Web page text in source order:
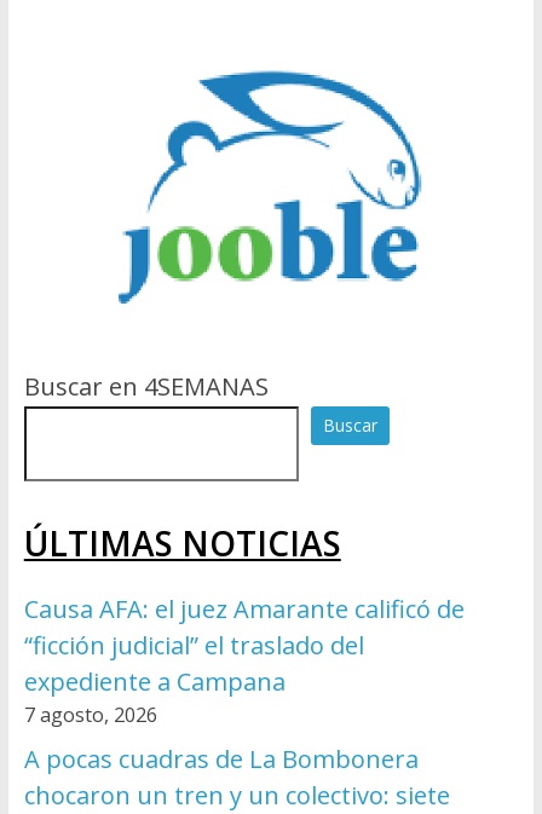
Buscar en 4SEMANAS
Buscar
ÚLTIMAS NOTICIAS
Causa AFA: el juez Amarante calificó de
“ficción judicial” el traslado del
expediente a Campana
7 agosto, 2026
A pocas cuadras de La Bombonera
chocaron un tren y un colectivo: siete